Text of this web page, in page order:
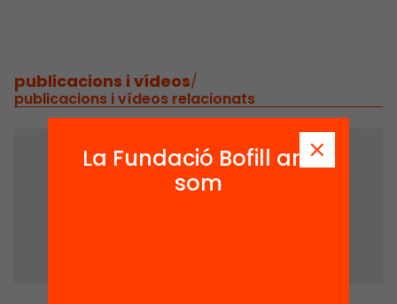
publicacions i vídeos/
publicacions i vídeos relacionats
La Fundació Bofill ara
som